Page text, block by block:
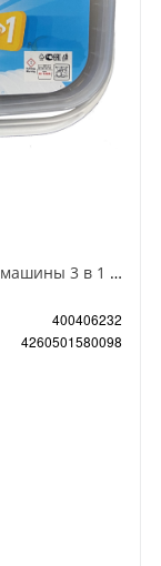
Dr.Frank Таблетки для посудомоечной машины 3 в 1 80 шт
400406232
4260501580098